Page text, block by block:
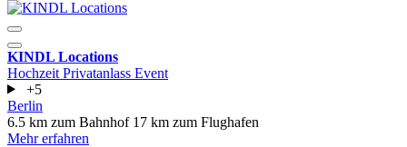
KINDL Locations
Hochzeit Privatanlass Event
+5
Berlin
6.5 km zum Bahnhof 17 km zum Flughafen
Mehr erfahren